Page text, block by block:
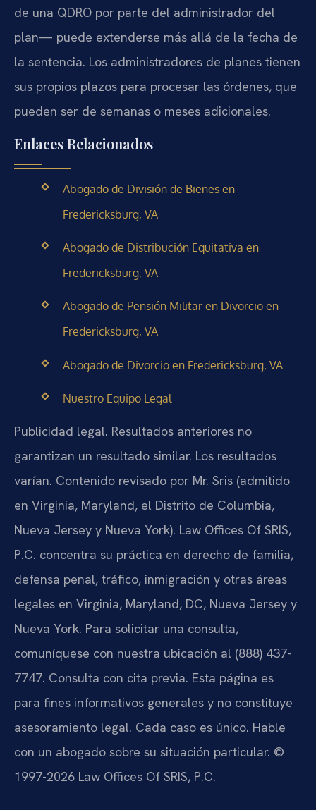
de una QDRO por parte del administrador del
plan— puede extenderse más allá de la fecha de
la sentencia. Los administradores de planes tienen
sus propios plazos para procesar las órdenes, que
pueden ser de semanas o meses adicionales.
Enlaces Relacionados
Abogado de División de Bienes en
Fredericksburg, VA
Abogado de Distribución Equitativa en
Fredericksburg, VA
Abogado de Pensión Militar en Divorcio en
Fredericksburg, VA
Abogado de Divorcio en Fredericksburg, VA
Nuestro Equipo Legal
Publicidad legal. Resultados anteriores no
garantizan un resultado similar. Los resultados
varían. Contenido revisado por Mr. Sris (admitido
en Virginia, Maryland, el Distrito de Columbia,
Nueva Jersey y Nueva York). Law Offices Of SRIS,
P.C. concentra su práctica en derecho de familia,
defensa penal, tráfico, inmigración y otras áreas
legales en Virginia, Maryland, DC, Nueva Jersey y
Nueva York. Para solicitar una consulta,
comuníquese con nuestra ubicación al (888) 437-
7747. Consulta con cita previa. Esta página es
para fines informativos generales y no constituye
asesoramiento legal. Cada caso es único. Hable
con un abogado sobre su situación particular. ©
1997-2026 Law Offices Of SRIS, P.C.